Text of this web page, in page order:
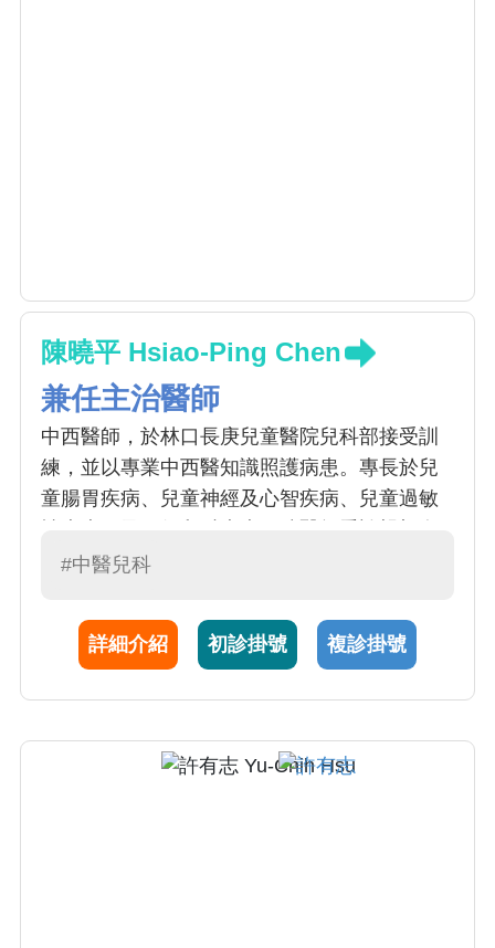
陳曉平 Hsiao-Ping Chen
兼任主治醫師
中西醫師，於林口長庚兒童醫院兒科部接受訓
練，並以專業中西醫知識照護病患。專長於兒
童腸胃疾病、兒童神經及心智疾病、兒童過敏
耐心，與病患及家屬溝通仔細。曾至南京進修
式。
#中醫兒科
詳細介紹 初診掛號 複診掛號